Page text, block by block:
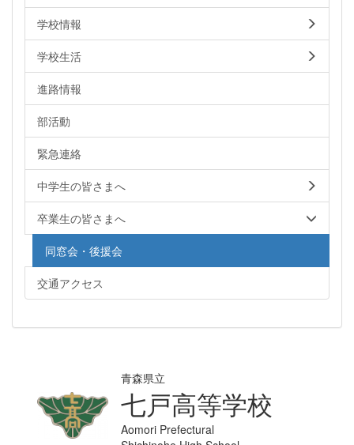
学校情報
学校生活
進路情報
部活動
緊急連絡
中学生の皆さまへ
卒業生の皆さまへ
同窓会・後援会
交通アクセス
青森県立
七戸高等学校
Aomori Prefectural